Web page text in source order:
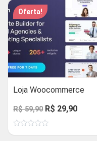
Oferta!
Loja Woocommerce
R$59,90 O
preço
original
R$ 29,90O
atual